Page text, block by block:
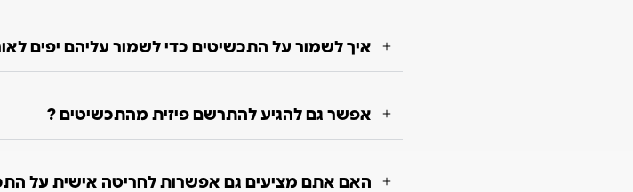
איך לשמור על התכשיטים כדי לשמור עליהם יפים
אפשר גם להגיע להתרשם פיזית מהתכשיטים ?
האם אתם מציעים גם אפשרות לחריטה אישית על